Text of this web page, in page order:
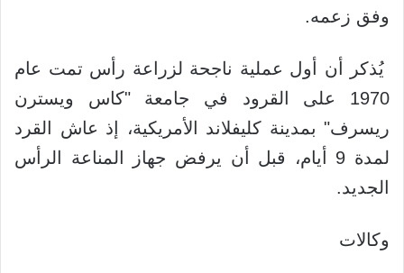
وفق زعمه.
يُذكر أن أول عملية ناجحة لزراعة رأس تمت عام
1970 على القرود في جامعة "كاس ويسترن
ريسرف" بمدينة كليفلاند الأمريكية، إذ عاش القرد
لمدة 9 أيام، قبل أن يرفض جهاز المناعة الرأس
الجديد.
وكالات